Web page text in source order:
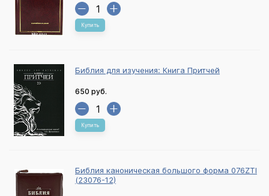
Купить
Библия для изучения: Книга Притчей
650 руб.
Купить
Библия каноническая большого форма 076ZTI
(23076-12)